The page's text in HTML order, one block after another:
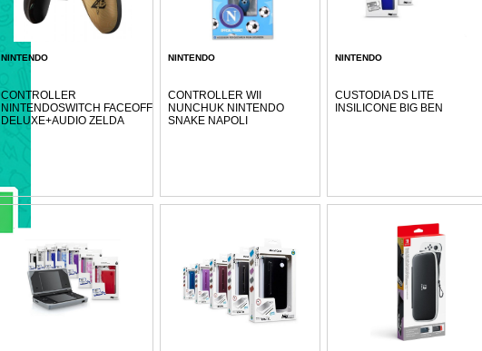
NINTENDO
CONTROLLER
NINTENDOSWITCH FACEOFF
DELUXE+AUDIO ZELDA
NINTENDO
CONTROLLER WII
NUNCHUK NINTENDO
SNAKE NAPOLI
NINTENDO
CUSTODIA DS LITE
INSILICONE BIG BEN